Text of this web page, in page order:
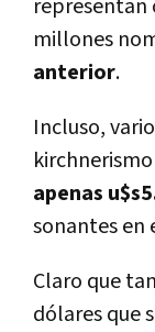
representan
millones
anterior.
Incluso,
apenas
sonantes en
Claro que
dólares que